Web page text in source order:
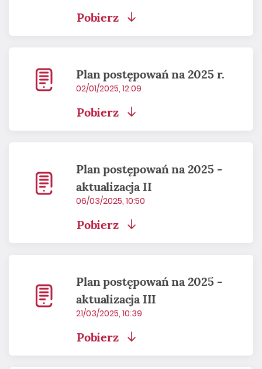
Pobierz
Plan postępowań na 2025 r.
02/01/2025, 12:09
Pobierz
Plan postępowań na 2025 -
aktualizacja II
06/03/2025, 10:50
Pobierz
Plan postępowań na 2025 -
aktualizacja III
21/03/2025, 10:39
Pobierz